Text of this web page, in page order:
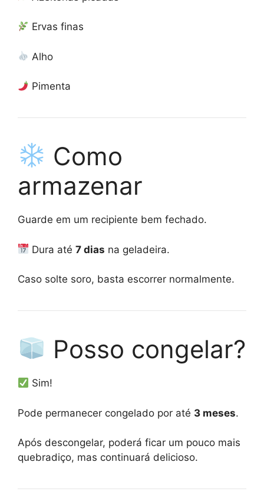
Ervas finas
Alho
Pimenta
Como
armazenar
Guarde em um recipiente bem fechado.
Dura até7 dias na geladeira.
Caso solte soro, basta escorrer normalmente.
Posso congelar?
Sim!
Pode permanecer congelado por até 3 meses.
Após descongelar, poderá ficar um pouco mais
quebradiço, mas continuará delicioso.